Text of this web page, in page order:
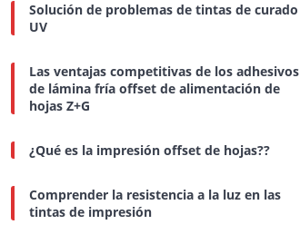
Solución de problemas de tintas de curado
UV
Las ventajas competitivas de los adhesivos
de lámina fría offset de alimentación de
hojas Z+G
¿Qué es la impresión offset de hojas??
Comprender la resistencia a la luz en las
tintas de impresión